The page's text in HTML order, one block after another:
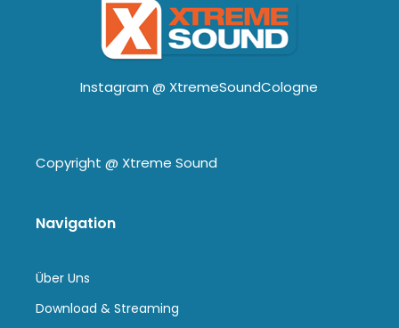
Instagram @ XtremeSoundCologne
Copyright @ Xtreme Sound
Navigation
Über Uns
Download & Streaming